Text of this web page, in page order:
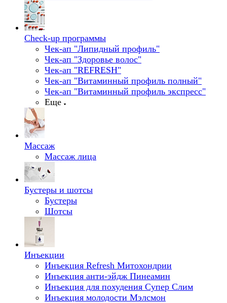
Check-up программы
Чек-ап "Липидный профиль"
Чек-ап "Здоровье волос"
Чек-ап "REFRESH"
Чек-ап "Витаминный профиль полный"
Чек-ап "Витаминный профиль экспресс"
Еще
Массаж
Массаж лица
Бустеры и шотсы
Бустеры
Шотсы
Инъекции
Инъекция Refresh Митохондрии
Инъекция анти-эйдж Пинеамин
Инъекция для похудения Супер Слим
Инъекция молодости Мэлсмон